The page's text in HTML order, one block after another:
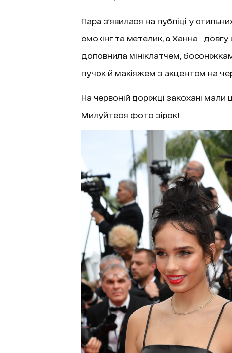
Пара з'явилася на публіці у
смокінг та метелик, а Ханна -
доповнила мініклатчем,
пучок й макіяжем з акцентом на
На червоній доріжці закохані мали
Милуйтеся фото зірок!